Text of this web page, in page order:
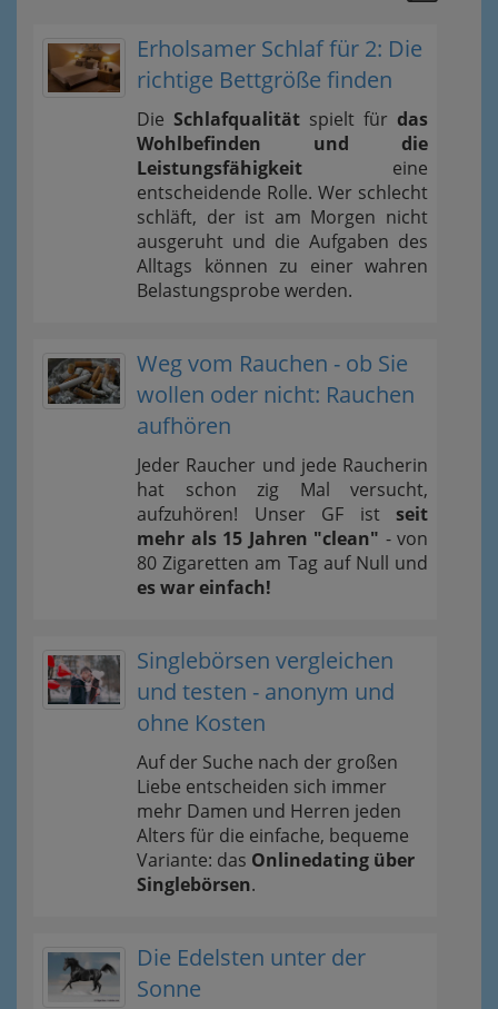
Erholsamer Schlaf für 2: Die
richtige Bettgröße finden
Die Schlafqualität spielt für das
Wohlbefinden und die
Leistungsfähigkeit eine
entscheidende Rolle. Wer schlecht
schläft, der ist am Morgen nicht
ausgeruht und die Aufgaben des
Alltags können zu einer wahren
Belastungsprobe werden.
Weg vom Rauchen - ob Sie
wollen oder nicht: Rauchen
aufhören
Jeder Raucher und jede Raucherin
hat schon zig Mal versucht,
aufzuhören! Unser GF ist seit
mehr als 15 Jahren "clean" - von
80 Zigaretten am Tag auf Null und
es war einfach!
Singlebörsen vergleichen
und testen - anonym und
ohne Kosten
Auf der Suche nach der großen
Liebe entscheiden sich immer
mehr Damen und Herren jeden
Alters für die einfache, bequeme
Variante: das Onlinedating über
Singlebörsen.
Die Edelsten unter der
Sonne